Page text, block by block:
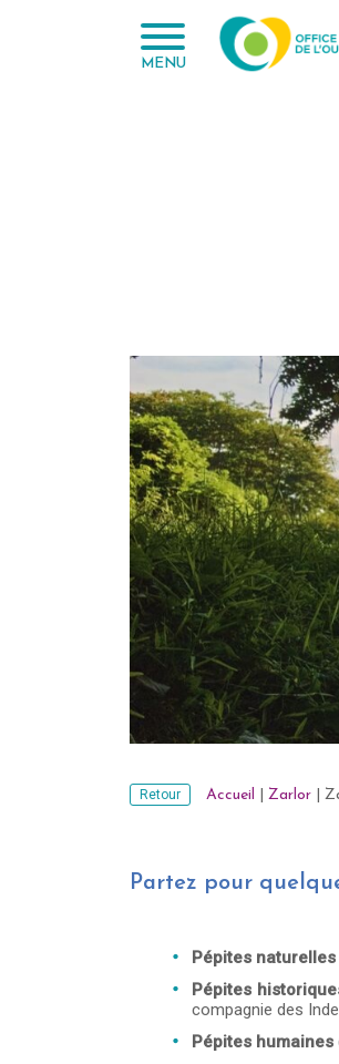
MENU
Retour Accueil Zarlor
Partez pour
Pépites naturelles
Pépites
compagnie des
Pépites humaines